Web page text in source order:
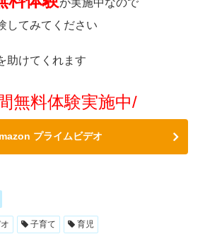
してみてください
助けてくれます
無料体験実施中/
プライムビデオ
子育て 育児